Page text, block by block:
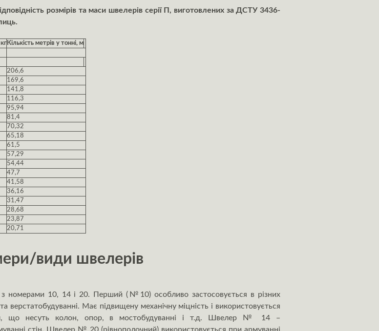
розмірів та маси швелерів серії П, виготовлених за ДСТУ 3436-
Кількість метрів у тонні, м
206,6
169,6
141,8
116,3
95,94
81,4
70,32
65,18
61,5
57,29
54,44
47,7
41,58
36,16
31,47
28,68
23,87
20,71
види швелерів
номерами 10, 14 і 20. Перший (№10) особливо застосовується в різних
верстатобудуванні. Має підвищену механічну міцність і використовується
що несуть колон, опор, в мостобудуванні і т.д. Швелер № 14 –